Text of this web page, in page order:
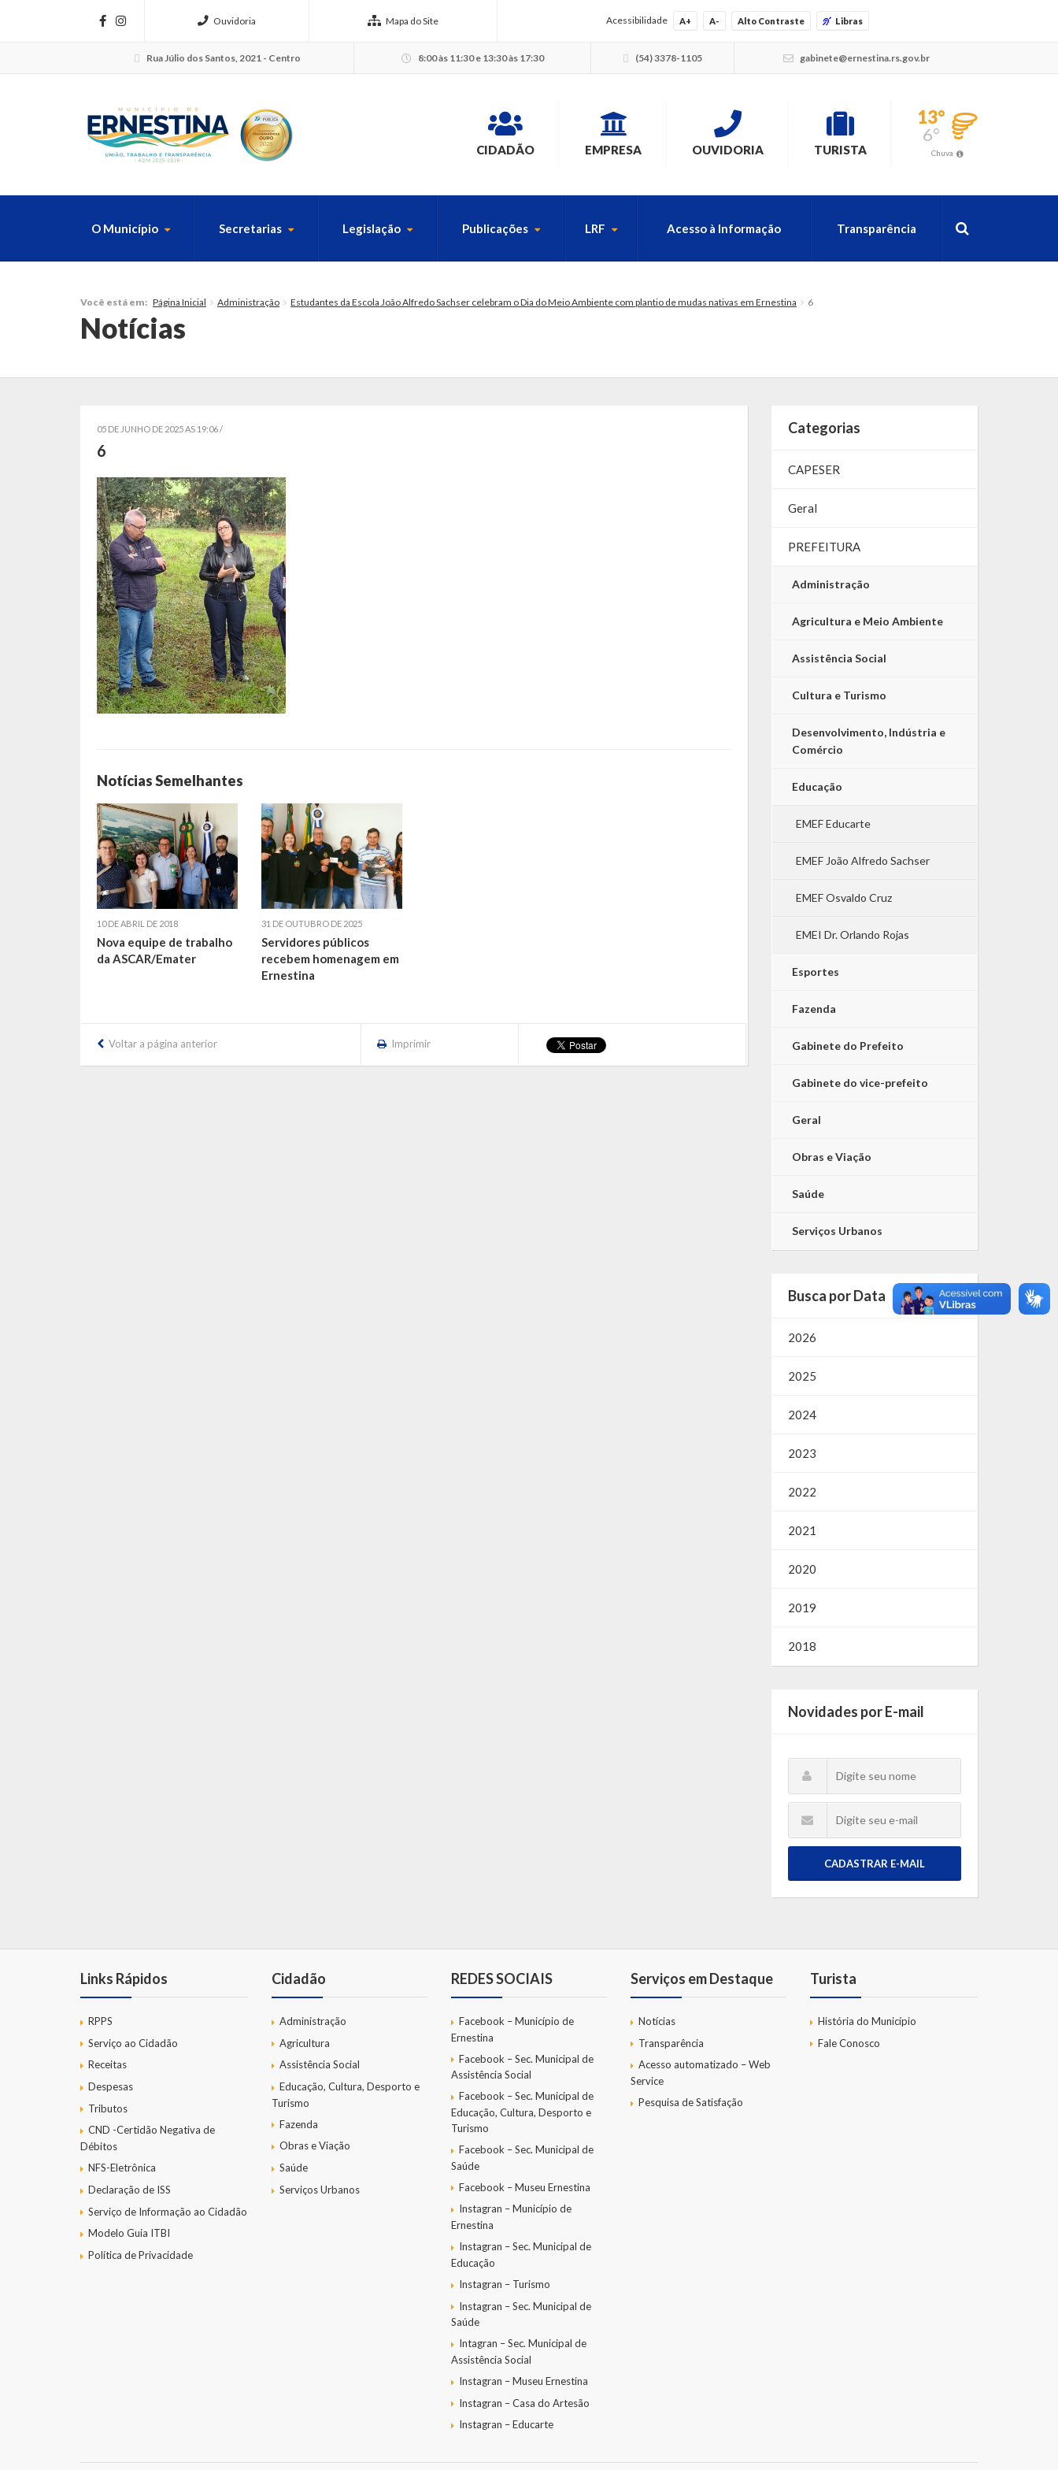
Ouvidoria Mapa do Site Acessibilidade A+ A- Alto Contraste Libras
Rua Júlio dos Santos, 2021 - Centro 8:00 às 11:30 e 13:30 às 17:30 (54) 3378-1105 gabinete@ernestina.rs.gov.br
CIDADÃO EMPRESA OUVIDORIA TURISTA
13°
6°
Chuva
O Município Secretarias Legislação Publicações LRF Acesso à Informação Transparência
Você está em: Página Inicial Administração Estudantes da Escola João Alfredo Sachser celebram o Dia do Meio Ambiente com plantio de mudas nativas em Ernestina 6
Notícias
05 DE JUNHO DE 2025 AS 19:06 /
6
Notícias Semelhantes
10 DE ABRIL DE 2018
Nova equipe de trabalho
da ASCAR/Emater
31 DE OUTUBRO DE 2025
Servidores públicos
recebem homenagem em
Ernestina
Voltar a página anterior Imprimir
Categorias
CAPESER
Geral
PREFEITURA
Administração
Agricultura e Meio Ambiente
Assistência Social
Cultura e Turismo
Desenvolvimento, Indústria e
Comércio
Educação
EMEF Educarte
EMEF João Alfredo Sachser
EMEF Osvaldo Cruz
EMEI Dr. Orlando Rojas
Esportes
Fazenda
Gabinete do Prefeito
Gabinete do vice-prefeito
Geral
Obras e Viação
Saúde
Serviços Urbanos
Busca por Data
2026
2025
2024
2023
2022
2021
2020
2019
2018
Novidades por E-mail
CADASTRAR E-MAIL
Links Rápidos
RPPS
Serviço ao Cidadão
Receitas
Despesas
Tributos
CND -Certidão Negativa de
Débitos
NFS-Eletrônica
Declaração de ISS
Serviço de Informação ao Cidadão
Modelo Guia ITBI
Política de Privacidade
Cidadão
Administração
Agricultura
Assistência Social
Educação, Cultura, Desporto e
Turismo
Fazenda
Obras e Viação
Saúde
Serviços Urbanos
REDES SOCIAIS
Facebook – Município de
Ernestina
Facebook – Sec. Municipal de
Assistência Social
Facebook – Sec. Municipal de
Educação, Cultura, Desporto e
Turismo
Facebook – Sec. Municipal de
Saúde
Facebook – Museu Ernestina
Instagran – Município de
Ernestina
Instagran – Sec. Municipal de
Educação
Instagran – Turismo
Instagran – Sec. Municipal de
Saúde
Intagran – Sec. Municipal de
Assistência Social
Instagran – Museu Ernestina
Instagran – Casa do Artesão
Instagran – Educarte
Serviços em Destaque
Notícias
Transparência
Acesso automatizado – Web
Service
Pesquisa de Satisfação
Turista
História do Município
Fale Conosco